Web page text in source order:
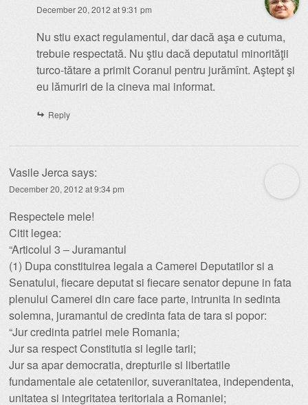
December 20, 2012 at 9:31 pm
Nu stiu exact regulamentul, dar dacă aşa e cutuma,
trebuie respectată. Nu ştiu dacă deputatul minorităţii
turco-tătare a primit Coranul pentru jurămînt. Aştept şi
eu lămuriri de la cineva mai informat.
Reply
Vasile Jercasays:
December 20, 2012 at 9:34 pm
Respectele mele!
Citit legea:
“Articolul 3 – Juramantul
(1) Dupa constituirea legala a Camerei Deputatilor si a
Senatului, fiecare deputat si fiecare senator depune in fata
plenului Camerei din care face parte, intrunita in sedinta
solemna, juramantul de credinta fata de tara si popor:
“Jur credinta patriei mele Romania;
Jur sa respect Constitutia si legile tarii;
Jur sa apar democratia, drepturile si libertatile
fundamentale ale cetatenilor, suveranitatea, independenta,
unitatea si integritatea teritoriala a Romaniei;